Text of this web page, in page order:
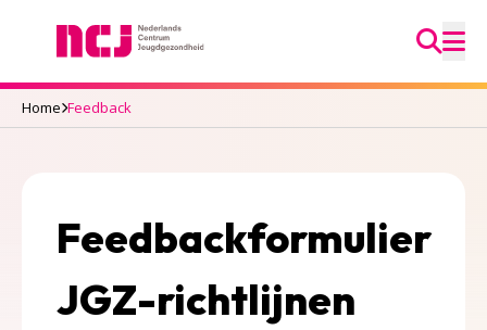
Ga
Home Feedback
Feedbackformulier
JGZ-richtlijnen